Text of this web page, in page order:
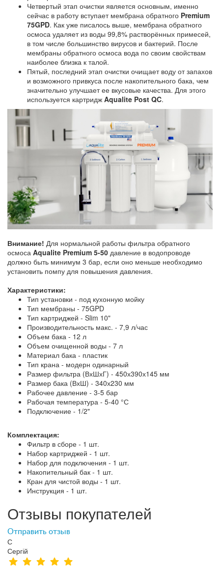
Четвертый этап очистки является основным, именно
сейчас в работу вступает мембрана обратного Premium
75GPD. Как уже писалось выше, мембрана обратного
осмоса удаляет из воды 99,8% растворённых примесей,
в том числе большинство вирусов и бактерий. После
мембраны обратного осмоса вода по своим свойствам
наиболее близка к талой.
Пятый, последний этап очистки очищает воду от запахов
и возможного привкуса после накопительного бака, чем
значительно улучшает ее вкусовые качества. Для этого
используется картридж Aqualite Post QC.
Внимание! Для нормальной работы фильтра обратного
осмоса Aqualite Premium 5-50 давление в водопроводе
должно быть минимум 3 бар, если оно меньше необходимо
установить помпу для повышения давления.
Характеристики:
Тип установки - под кухонную мойку
Тип мембраны - 75GPD
Тип картриджей - Slim 10"
Производительность макс. - 7,9 л/час
Объем бака - 12 л
Объем очищенной воды - 7 л
Материал бака - пластик
Тип крана - модерн одинарный
Размер фильтра (ВхШхГ) - 450х390х145 мм
Размер бака (ВхШ) - 340х230 мм
Рабочее давление - 3-5 бар
Рабочая температура - 5-40 °С
Подключение - 1/2"
Комплектация:
Фильтр в сборе - 1 шт.
Набор картриджей - 1 шт.
Набор для подключения - 1 шт.
Накопительный бак - 1 шт.
Кран для чистой воды - 1 шт.
Инструкция - 1 шт.
Отзывы покупателей
Отправить отзыв
С
Сергій